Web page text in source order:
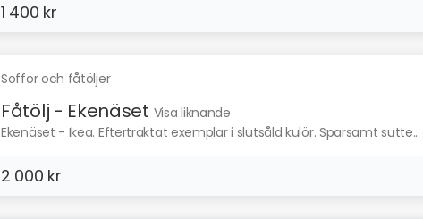
1 400 kr
Soffor och fåtöljer
Fåtölj - Ekenäset Visa liknande
Ekenäset - Ikea. Eftertraktat exemplar i slutsåld kulör. Sparsamt sutte...
2 000 kr